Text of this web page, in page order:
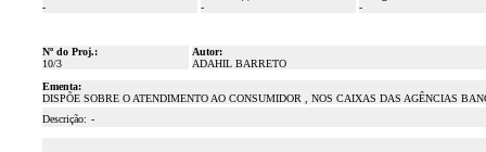
-
-
-
Nº do Proj.:
10/3
Autor:
ADAHIL BARRETO
Ementa:
DISPÕE SOBRE O ATENDIMENTO AO CONSUMIDOR , NOS CAIXAS DAS AGÊNCIAS
Descrição: -